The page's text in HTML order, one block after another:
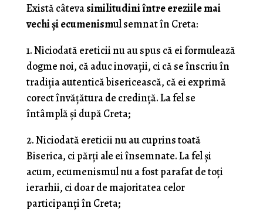
Există câtevasimilitudini între ereziile mai
vechi și ecumenismul semnat în Creta:
1. Niciodată ereticii nu au spus că ei formulează
dogme noi, că aduc inovații, ci că se înscriu în
tradiția autentică bisericească, că ei exprimă
corect învățătura de credință. La fel se
întâmplă și după Creta;
2. Niciodată ereticii nu au cuprins toată
Biserica, ci părți ale ei însemnate. La fel și
acum, ecumenismul nu a fost parafat de toți
ierarhii, ci doar de majoritatea celor
participanți în Creta;